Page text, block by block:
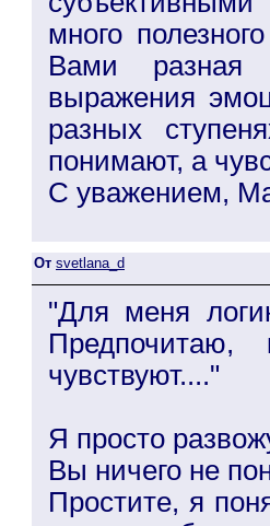
много
Вами разная
выражения
разных
понимают, а
С уважением,
От svetlana_d
"Для меня
чувствуют...."
Я просто
Вы ничего не
Простите, я